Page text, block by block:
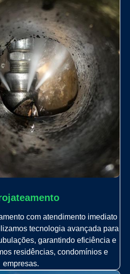
com atendimento imediato
tecnologia avançada para
garantindo eficiência e
residências, condomínios e
empresas.